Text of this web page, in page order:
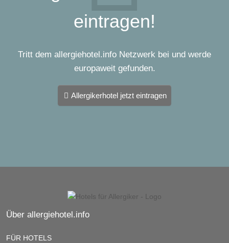
eintragen!
Tritt dem allergiehotel.info Netzwerk bei und werde
europaweit gefunden.
Allergikerhotel jetzt eintragen
Über allergiehotel.info
FÜR HOTELS